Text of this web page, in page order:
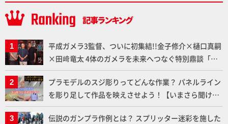
平成ガメラ3監督、ついに初集結!!金子修介×樋口真嗣
×田﨑竜太 4体のガメラを未来へつなぐ特別鼎談「ガ
メラ永久保存化プロジェクト FINAL」
プラモデルのスジ彫りってどんな作業？ パネルライン
を彫り足して作品を映えさせよう！【いまさら聞けな
いプラモデルの基礎：スジ彫りとパネルライン】
伝説のガンプラ作例とは？ スプリッター迷彩を施した